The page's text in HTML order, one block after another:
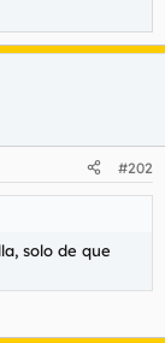
#202
solo de que